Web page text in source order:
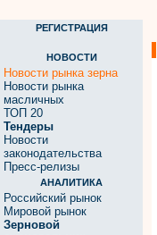
РЕГИСТРАЦИЯ
НОВОСТИ
Новости рынка зерна
Новости рынка
масличных
ТОП 20
Тендеры
Новости
законодательства
Пресс-релизы
АНАЛИТИКА
Российский рынок
Мировой рынок
Зерновой